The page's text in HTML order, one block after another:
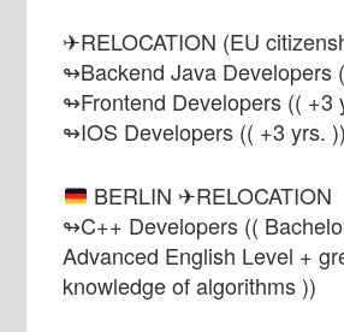
✈RELOCATION (EU
↬Backend Java Developers
↬Frontend Developers (( +3
↬IOS Developers (( +3 yrs. ))
BERLIN ✈RELOCATION
↬C++ Developers ((
Advanced English Level +
knowledge of algorithms ))